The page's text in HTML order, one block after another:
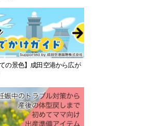
の景色】成田空港から広が